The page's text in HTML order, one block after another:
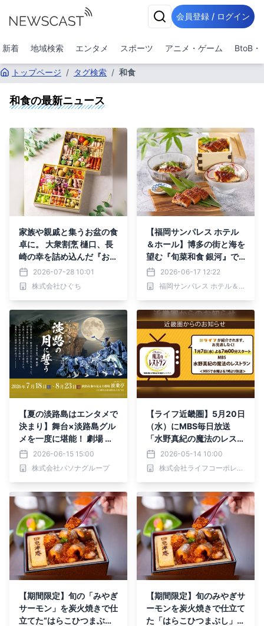
会員登録 / ログイン
新着 地域検索 エンタメ スポーツ アニメ・ゲーム BtoB・
トップページ / タグ検索 / 和食
和食の最新ニュース
家族や親戚と集うお盆の食
卓に。 大衆割烹 樋口、長
崎の幸を詰め込んだ『お盆
のおもてなし重』を 数量
限定で予約開始
2026-07-28 10:01
株式会社ひぐち
【福岡サンパレス ホテル
＆ホール】博多の街と海を
望む『旬菜和食 銀河』で
味わう夏限定会席「鰻香」
｜2026年7月1日提供開始
2026-06-17 12:22
福岡サンパレス ホテル＆ホール
【夏の淡路島はエンタメで
決まり】舞台×淡路島グル
メを一度に堪能！ 劇場 波
乗亭『淡路の月に誓う』コ
ラボプラン7月18日より販
売開始 ～ 6月8日より予約
2026-06-15 15:00
株式会社パソナグループ
【ライフ近畿圏】5月20日
（水）にMBS毎日放送
「水野真紀の魔法のレスト
ラン」でライフが紹介され
ます！
2026-05-14 10:00
株式会社ライフコーポレーション
【期間限定】旬の「みやぎ
サーモン」を炭火焼きで仕
立てた“はらこひつまぶ
【期間限定】旬のみやぎサ
ーモンを炭火焼きで仕立て
た「はらこひつまぶし」、